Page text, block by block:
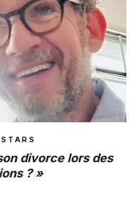
divorce lors des
? »